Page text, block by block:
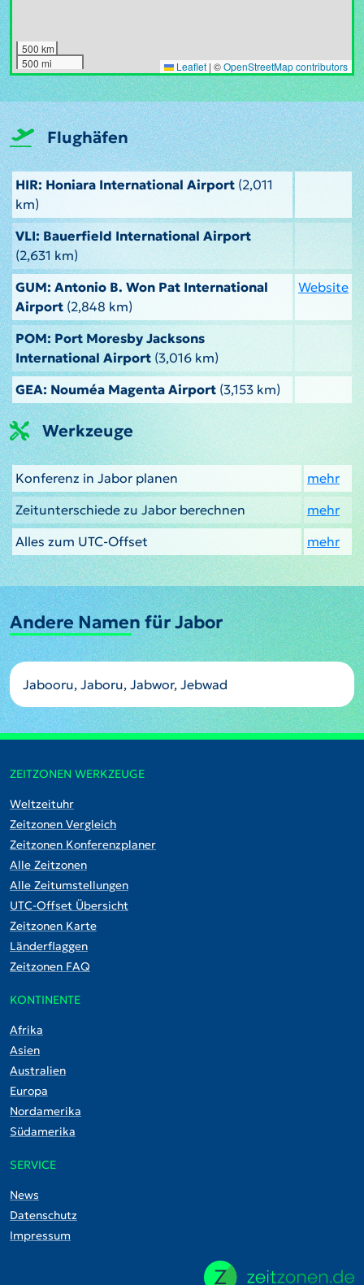
500 km
500 mi
Leaflet | ©OpenStreetMap contributors
Flughäfen
HIR: Honiara International Airport (2,011
km)
VLI: Bauerfield International Airport
(2,631 km)
GUM: Antonio B. Won Pat International
Airport (2,848 km)
Website
POM: Port Moresby Jacksons
International Airport(3,016 km)
GEA: Nouméa Magenta Airport (3,153 km)
Werkzeuge
Konferenz in Jabor planen
mehr
Zeitunterschiede zu Jabor berechnen
mehr
Alles zum UTC-Offset
mehr
Andere Namen für Jabor
Jabooru, Jaboru, Jabwor, Jebwad
ZEITZONEN WERKZEUGE
Weltzeituhr
Zeitzonen Vergleich
Zeitzonen Konferenzplaner
Alle Zeitzonen
Alle Zeitumstellungen
UTC-Offset Übersicht
Zeitzonen Karte
Länderflaggen
Zeitzonen FAQ
KONTINENTE
Afrika
Asien
Australien
Europa
Nordamerika
Südamerika
SERVICE
News
Datenschutz
Impressum